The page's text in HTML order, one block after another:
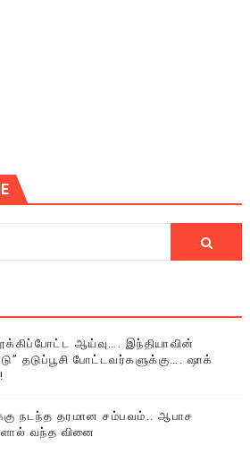
ஆய்வு…. இந்தியாவின்
தடுப்பூசி போட்டவர்களுக்கு…. ஷாக்
நடந்த தரமான சம்பவம்.. ஆபாச
வந்த வினை